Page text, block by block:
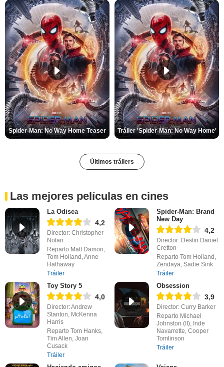
Spider-Man: No Way Home Teaser Tráiler 'Spider-Man: No Way Home'
Últimos tráilers
Las mejores películas en cines
La Odisea
4,2
Director: Christopher
Nolan
Reparto Matt Damon,
Tom Holland, Anne
Hathaway
Tráiler
Spider-Man: Brand
New Day
4,2
Director: Destin Daniel
Cretton
Reparto Tom Holland,
Zendaya, Sadie Sink
Tráiler
Toy Story 5
4,0
Director: Andrew
Stanton, McKenna
Harris
Reparto Tom Hanks,
Tim Allen, Joan
Cusack
Tráiler
Obsession
3,9
Director: Curry Barker
Reparto Michael
Johnston (II), Inde
Navarrette, Cooper
Tomlinson
Tráiler